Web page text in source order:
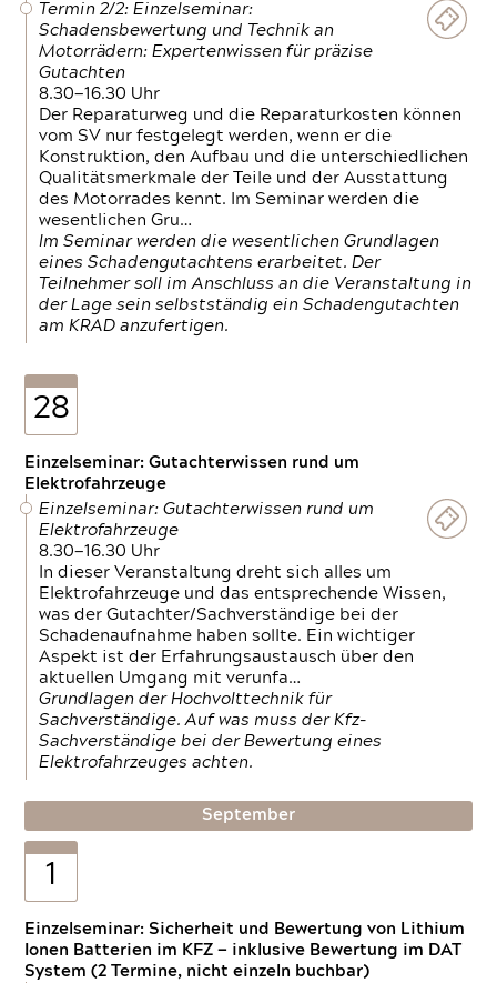
Termin 2/2: Einzelseminar:
Schadensbewertung und Technik an
Motorrädern: Expertenwissen für präzise
Gutachten
8.30—16.30 Uhr
Der Reparaturweg und die Reparaturkosten können
vom SV nur festgelegt werden, wenn er die
Konstruktion, den Aufbau und die unterschiedlichen
Qualitätsmerkmale der Teile und der Ausstattung
des Motorrades kennt. Im Seminar werden die
wesentlichen Gru…
Im Seminar werden die wesentlichen Grundlagen
eines Schadengutachtens erarbeitet. Der
Teilnehmer soll im Anschluss an die Veranstaltung in
der Lage sein selbstständig ein Schadengutachten
am KRAD anzufertigen.
28
Einzelseminar: Gutachterwissen rund um
Elektrofahrzeuge
Einzelseminar: Gutachterwissen rund um
Elektrofahrzeuge
8.30—16.30 Uhr
In dieser Veranstaltung dreht sich alles um
Elektrofahrzeuge und das entsprechende Wissen,
was der Gutachter/Sachverständige bei der
Schadenaufnahme haben sollte. Ein wichtiger
Aspekt ist der Erfahrungsaustausch über den
aktuellen Umgang mit verunfa…
Grundlagen der Hochvolttechnik für
Sachverständige. Auf was muss der Kfz-
Sachverständige bei der Bewertung eines
Elektrofahrzeuges achten.
September
1
Einzelseminar: Sicherheit und Bewertung von Lithium
Ionen Batterien im KFZ — inklusive Bewertung im DAT
System (2 Termine, nicht einzeln buchbar)